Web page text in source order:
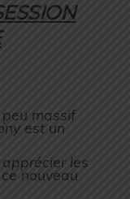
massif
est un
les
nouveau